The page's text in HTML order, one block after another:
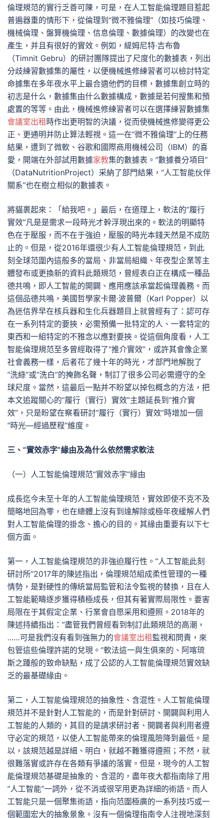
倫理規范的實行乏善可陳，可是，在人工智能倫理題目惹起
普遍器重的情形下，從倫理到“微不雅倫理”（如技巧倫理、
機械倫理、盤算機倫理、信息倫理、數據倫理）的改變也在
產生，并且有很好的實效。例如，緹姆尼特·吉布魯
（Timnit Gebru）的研討團隊提出了尺度化的數據表，列出
分歧練習數據集的屬性，以便機械進修練習者可以檢討特定
命據集在多年夜水平上最合適他們的目標，數據集創立時的
初志是什么，數據集由什么數據構成，數據是若何搜集和預
處置的等等。由此，機械進修練習者可以在選擇練習數據集
會議室出租 時作出更明智的決議，從而使機械進修變得更公
正、更通明并防止算法輕視。這一在“微不雅倫理”上的任務
結果，遭到了微軟、谷歌和國際商用機械公司（IBM）的喜
愛，開端在外部試用數據家教集的數據表。“數據養分項目”
（DataNutritionProject）采納了部門結果，“人工智能伙伴
關系”也在樹立相似的數據表。
將貓裹起來：「給我吧。」最后，在道理上，軟法的“履行
實效”凡是是需求一段時光才幹浮現出來的。軟法的明顯特
色在于壓服，而不在于強迫，壓服的時光本錢天然是不成防
止的。但是，從2016年還很少有人工智能倫理規范，到此
刻全球范圍內這般多的當局、非當局組織、年夜型企業等主
體發布或更換新的資料此類規范，曾經表白正在構成一種品
德共鳴，即人工智能的開闢、應用應該承當起倫理義務。而
這個品德共鳴，美國哲學家卡爾·波普爾（Karl Popper）以
為迷信界早在核兵器和生化兵器題目上就曾經有了：認可存
在一系列特定的要挾，必需預備一批特定的人、一套特定的
東西和一組特定的不雅念以應對要挾。從這個角度看，人工
智能倫理規范至多曾經取得了“推介實效”，或許其會像企業
社會義務一樣，后者花了幾十年的時光，才部門地解脫了
“洗綠”或“洗白”的掩飾名聲，制訂了很多公司必需遵守的全
球尺度。當然，這最后一點并不盼望以掉包概念的方法，把
本文追蹤關心的“履行（實行）實效”主題延長到“推介實
效”，只是盼望在察看研討“履行（實行）實效”時增加一個
“時光—經過歷程”維度。
三、“實效赤字”緣由及為什么依然需求軟法
（一）人工智能倫理規范“實效赤字”緣由
成長迄今未至十年的人工智能倫理規范，實效即使不克不及
簡略地回為零，也在總體上沒有到達解除或極年夜緩解人們
對人工智能倫理的掛念、擔心的目的。其緣由重要有以下七
個方面。
第一，人工智能倫理規范的非強迫履行性。“人工智能此刻
研討所”2017年的陳述指出，倫理規范組成柔性管理的一種
情勢，是對硬性的傳統當局監管和法令監視的替換，且在人
工智能範疇逐步獲得積極成長，但其有著實際局限性。要害
局限在于其假定企業、行業會自愿采用和遵照。2018年的
陳述持續指出：“盡管我們曾經看到制訂此類規范的高潮，
……可是我們沒有看到強無力的會議室出租 監視和問責，來
包管這些倫理許諾的兌現。”軟法這一與生俱來的、阿喀琉
斯之踵般的致命缺點，成了公認的人工智能倫理規范實效缺
乏的最基礎緣由。
第二，人工智能倫理規范的抽象性、含混性。人工智能倫理
規范并不是針對人工智能的，而是針對研討、開闢與利用人
工智能的人類的，其目的是請求研討者、開闢者與利用者遵
守必定的規范，以使人工智能帶來的倫理風險降到最低。是
以，該規范越是詳細、明白，就越不難獲得遵照；不然，就
很難落實或許存在各類有爭議的落實。但是，現今的人工智
能倫理規范基礎是抽象的、含混的，盡年夜大都指南除了用
“人工智能”一詞外，從不消或很罕用更為詳細的術語。而人
工智能只是一個聚集術語，指向范圍極廣的一系列技巧或一
個範圍宏大的抽象景象。沒有一個倫理指南令人注視地深刻